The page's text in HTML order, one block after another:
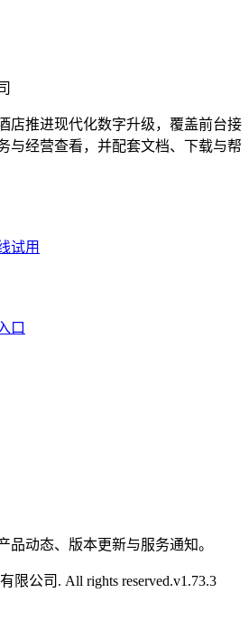
店推进现代化数字升级，覆盖前台接
与经营查看，并配套文档、下载与帮
试用
口
品动态、版本更新与服务通知。
限公司. All rights reserved.v1.73.3